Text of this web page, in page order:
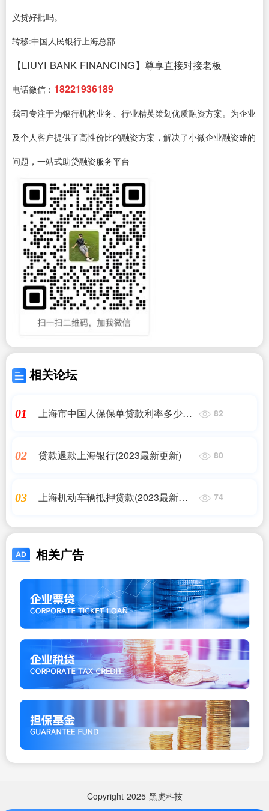
义贷好批吗。
转移:中国人民银行上海总部
【LIUYI BANK FINANCING】尊享直接对接老板
电话微信： 18221936189
我司专注于为银行机构业务、行业精英策划优质融资方案。为企业
及个人客户提供了高性价比的融资方案，解决了小微企业融资难的
问题，一站式助贷融资服务平台
相关论坛
01
上海市中国人保保单贷款利率多少
82
02 贷款退款上海银行(2023最新更新) 80
03
上海机动车辆抵押贷款(2023最新更
74
相关广告
Copyright 2025 黑虎科技